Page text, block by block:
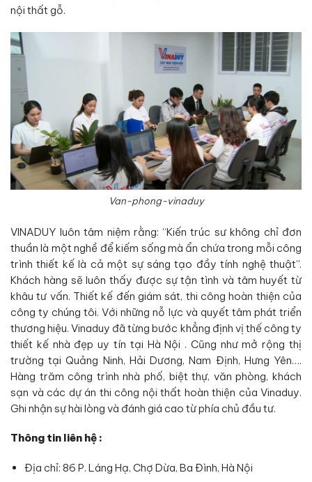
nội thất gỗ.
Van-phong-vinaduy
VINADUY luôn tâm niệm rằng: “Kiến trúc sư không chỉ đơn
thuần là một nghề để kiếm sống mà ẩn chứa trong mỗi công
trình thiết kế là cả một sự sáng tạo đầy tính nghệ thuật”.
Khách hàng sẽ luôn thấy được sự tận tình và tâm huyết từ
khâu tư vấn. Thiết kế đến giám sát, thi công hoàn thiện của
công ty chúng tôi. Với những nỗ lực và quyết tâm phát triển
thương hiệu. Vinaduy đã từng bước khẳng định vị thế công ty
thiết kế nhà đẹp uy tín tại Hà Nội . Cũng như mở rộng thị
trường tại Quảng Ninh, Hải Dương, Nam Định, Hưng Yên….
Hàng trăm công trình nhà phố, biệt thự, văn phòng, khách
sạn và các dự án thi công nội thất hoàn thiện của Vinaduy.
Ghi nhận sự hài lòng và đánh giá cao từ phía chủ đầu tư.
Thông tin liên hệ :
Địa chỉ: 86 P. Láng Hạ, Chợ Dừa, Ba Đình, Hà Nội